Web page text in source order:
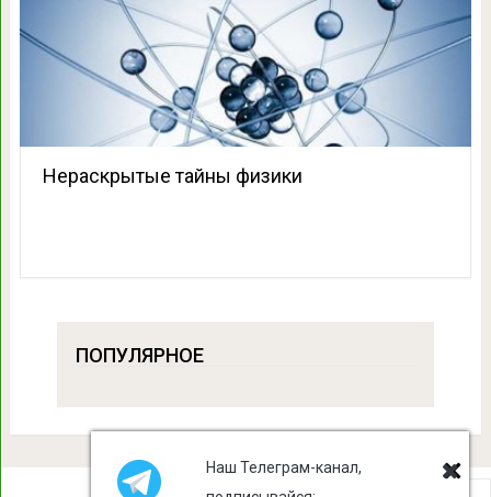
Нераскрытые тайны физики
ПОПУЛЯРНОЕ
Наш Телеграм-канал,